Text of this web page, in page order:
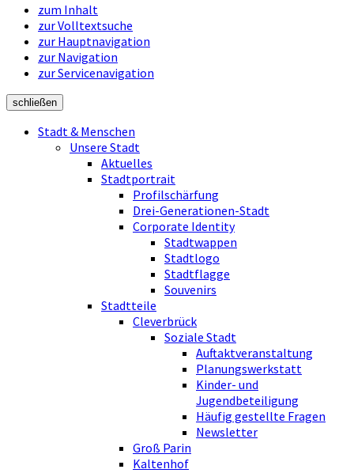
zum Inhalt
zur Volltextsuche
zur Hauptnavigation
zur Navigation
zur Servicenavigation
schließen
Stadt & Menschen
Unsere Stadt
Aktuelles
Stadtportrait
Profilschärfung
Drei-Generationen-Stadt
Corporate Identity
Stadtwappen
Stadtlogo
Stadtflagge
Souvenirs
Stadtteile
Cleverbrück
Soziale Stadt
Auftaktveranstaltung
Planungswerkstatt
Kinder- und
Jugendbeteiligung
Häufig gestellte Fragen
Newsletter
Groß Parin
Kaltenhof